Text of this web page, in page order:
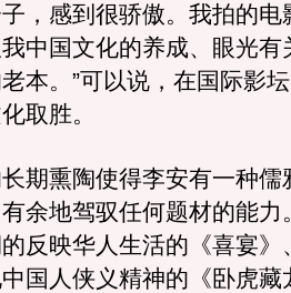
，感到很骄傲。我拍的电
中国文化的养成、眼光有
本。”可以说，在国际影
取胜。
熏陶使得李安有一种儒
余地驾驭任何题材的能力
反映华人生活的《喜宴》
国人侠义精神的《卧虎藏